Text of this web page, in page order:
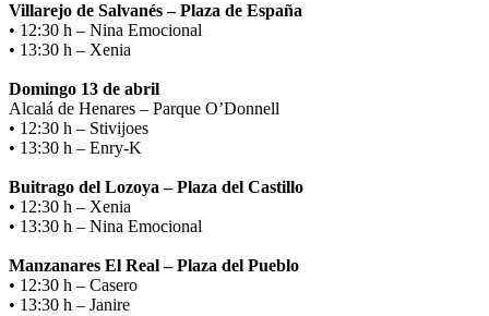
Villarejo de Salvanés – Plaza de España
• 12:30 h – Nina Emocional
• 13:30 h – Xenia
Domingo 13 de abril
Alcalá de Henares – Parque O’Donnell
• 12:30 h – Stivijoes
• 13:30 h – Enry-K
Buitrago del Lozoya – Plaza del Castillo
• 12:30 h – Xenia
• 13:30 h – Nina Emocional
Manzanares El Real – Plaza del Pueblo
• 12:30 h – Casero
• 13:30 h – Janire